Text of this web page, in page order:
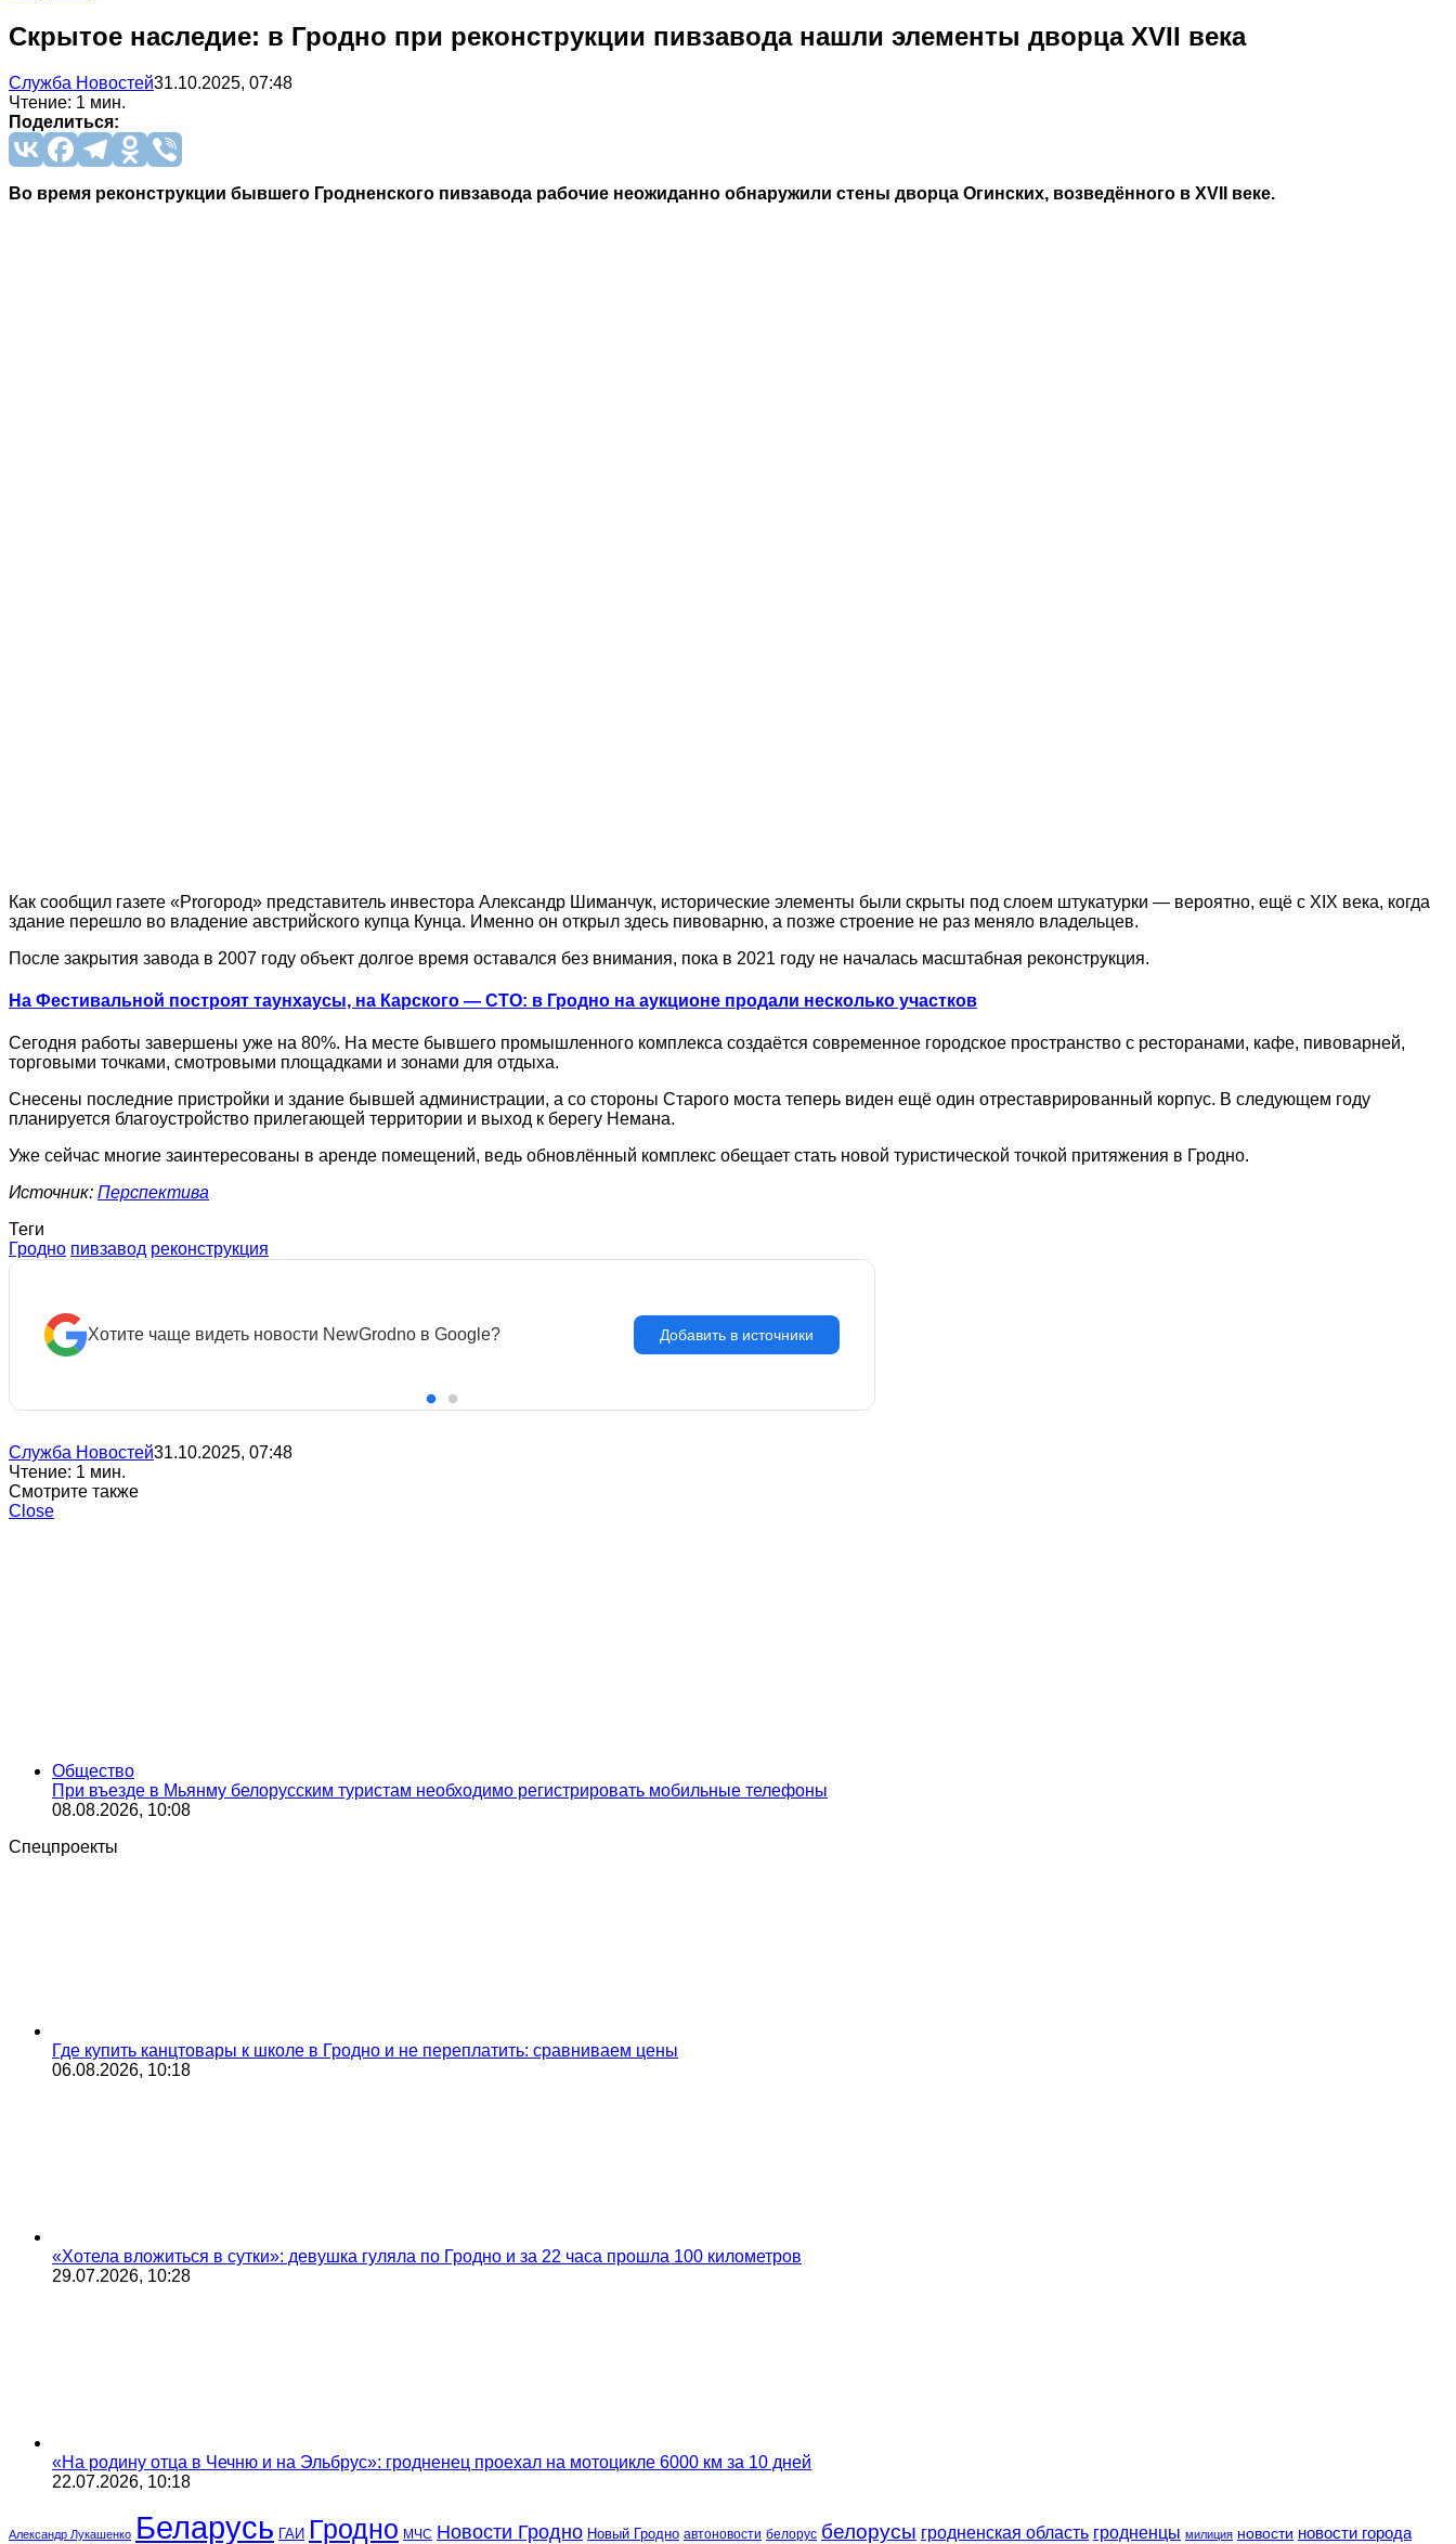
Скрытое наследие: в Гродно при реконструкции пивзавода нашли элементы дворца XVII века
Служба Новостей31.10.2025, 07:48
Чтение: 1 мин.
Поделиться:
Во время реконструкции бывшего Гродненского пивзавода рабочие неожиданно обнаружили стены дворца Огинских, возведённого в XVII веке.
Как сообщил газете «Proгород» представитель инвестора Александр Шиманчук, исторические элементы были скрыты под слоем штукатурки — вероятно, ещё с XIX века, когда
здание перешло во владение австрийского купца Кунца. Именно он открыл здесь пивоварню, а позже строение не раз меняло владельцев.
После закрытия завода в 2007 году объект долгое время оставался без внимания, пока в 2021 году не началась масштабная реконструкция.
На Фестивальной построят таунхаусы, на Карского — СТО: в Гродно на аукционе продали несколько участков
Сегодня работы завершены уже на 80%. На месте бывшего промышленного комплекса создаётся современное городское пространство с ресторанами, кафе, пивоварней,
торговыми точками, смотровыми площадками и зонами для отдыха.
Снесены последние пристройки и здание бывшей администрации, а со стороны Старого моста теперь виден ещё один отреставрированный корпус. В следующем году
планируется благоустройство прилегающей территории и выход к берегу Немана.
Уже сейчас многие заинтересованы в аренде помещений, ведь обновлённый комплекс обещает стать новой туристической точкой притяжения в Гродно.
Источник: Перспектива
Теги
Гродно пивзавод реконструкция
Хотите чаще видеть новости NewGrodno в Google? Добавить в источники
Служба Новостей31.10.2025, 07:48
Чтение: 1 мин.
Смотрите также
Close
Общество
При въезде в Мьянму белорусским туристам необходимо регистрировать мобильные телефоны
08.08.2026, 10:08
Спецпроекты
Где купить канцтовары к школе в Гродно и не переплатить: сравниваем цены
06.08.2026, 10:18
«Хотела вложиться в сутки»: девушка гуляла по Гродно и за 22 часа прошла 100 километров
29.07.2026, 10:28
«На родину отца в Чечню и на Эльбрус»: гродненец проехал на мотоцикле 6000 км за 10 дней
22.07.2026, 10:18
Александр Лукашенко Беларусь ГАИ Гродно МЧС Новости Гродно Новый Гродно автоновости белорус белорусы гродненская область гродненцы милиция новости новости города